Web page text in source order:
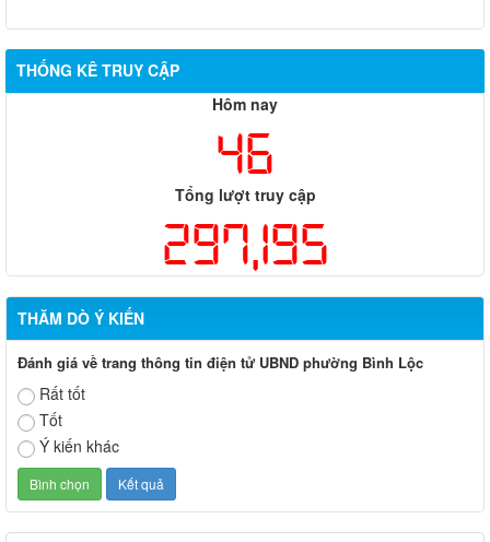
THỐNG KÊ TRUY CẬP
Hôm nay
46
Tổng lượt truy cập
297,195
THĂM DÒ Ý KIẾN
Đánh giá về trang thông tin điện tử UBND phường Bình Lộc
Rất tốt
Tốt
Ý kiến khác